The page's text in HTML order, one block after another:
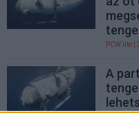
PCW.lite |
A